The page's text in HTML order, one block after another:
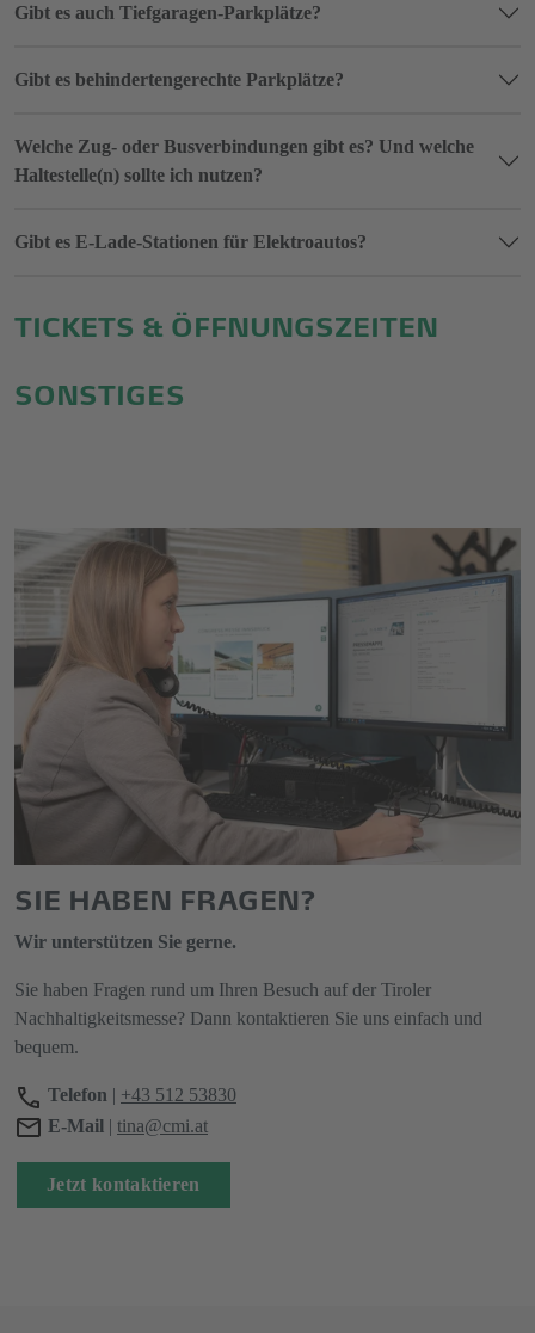
Gibt es auch Tiefgaragen-Parkplätze?
Gibt es behindertengerechte Parkplätze?
Welche Zug- oder Busverbindungen gibt es? Und welche
Haltestelle(n) sollte ich nutzen?
Gibt es E-Lade-Stationen für Elektroautos?
TICKETS & ÖFFNUNGSZEITEN
SONSTIGES
SIE HABEN FRAGEN?
Wir unterstützen Sie gerne.
Sie haben Fragen rund um Ihren Besuch auf der Tiroler
Nachhaltigkeitsmesse? Dann kontaktieren Sie uns einfach und
bequem.
Telefon | +43 512 53830
E-Mail | tina@cmi.at
Jetzt kontaktieren